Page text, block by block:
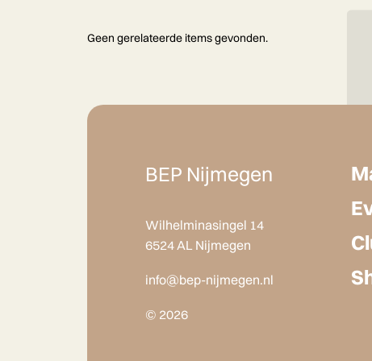
Geen gerelateerde items gevonden.
BEP Nijmegen
Wilhelminasingel 14
6524 AL Nijmegen
info@bep-nijmegen.nl
© 2026